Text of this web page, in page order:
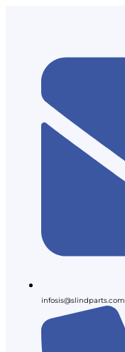
infosis@slindparts.com